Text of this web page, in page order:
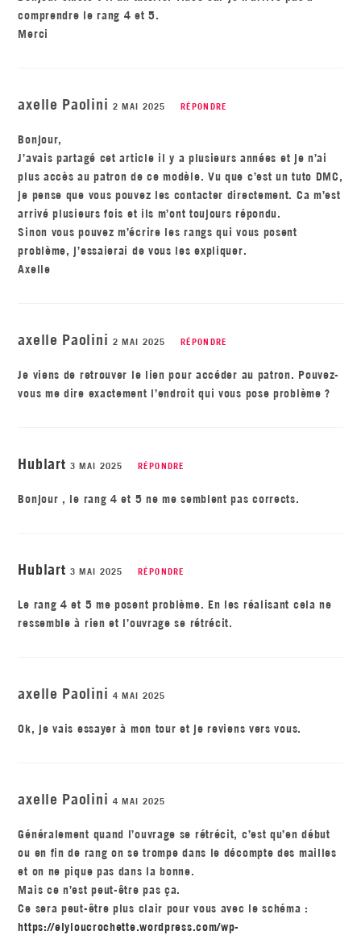
comprendre le rang 4 et 5.
Merci
axelle Paolini 2 MAI 2025 RÉPONDRE
Bonjour,
J’avais partagé cet article il y a plusieurs années et je n’ai
plus accès au patron de ce modèle. Vu que c’est un tuto DMC,
je pense que vous pouvez les contacter directement. Ca m’est
arrivé plusieurs fois et ils m’ont toujours répondu.
Sinon vous pouvez m’écrire les rangs qui vous posent
problème, j’essaierai de vous les expliquer.
Axelle
axelle Paolini 2 MAI 2025 RÉPONDRE
Je viens de retrouver le lien pour accéder au patron. Pouvez-
vous me dire exactement l’endroit qui vous pose problème ?
Hublart 3 MAI 2025 RÉPONDRE
Bonjour , le rang 4 et 5 ne me semblent pas corrects.
Hublart 3 MAI 2025 RÉPONDRE
Le rang 4 et 5 me posent problème. En les réalisant cela ne
ressemble à rien et l’ouvrage se rétrécit.
axelle Paolini 4 MAI 2025
Ok, je vais essayer à mon tour et je reviens vers vous.
axelle Paolini 4 MAI 2025
Généralement quand l’ouvrage se rétrécit, c’est qu’en début
ou en fin de rang on se trompe dans le décompte des mailles
et on ne pique pas dans la bonne.
Mais ce n’est peut-être pas ça.
Ce sera peut-être plus clair pour vous avec le schéma :
https://elyloucrochette.wordpress.com/wp-